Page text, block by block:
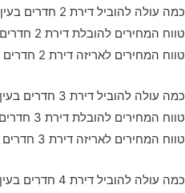
כמה עולה להוביל דירת 2 חדרים בעין נקובא עם חברת הובלה כולל אריזה?
טווח המחירים להובלת דירת 2 חדרים בעין נקובא – בין 780-1240 ש"ח
טווח המחירים לאריזה דירת 2 חדרים בעין נקובא – בין 590-990 ש"ח
כמה עולה להוביל דירת 3 חדרים בעין נקובא עם חברת הובלה כולל אריזה?
טווח המחירים להובלת דירת 3 חדרים בעין נקובא – בין 1090-1870 ש"ח
טווח המחירים לאריזה דירת 3 חדרים בעין נקובא – בין 1140-2990 ש"ח
כמה עולה להוביל דירת 4 חדרים בעין נקובא עם חברת הובלה כולל אריזה?